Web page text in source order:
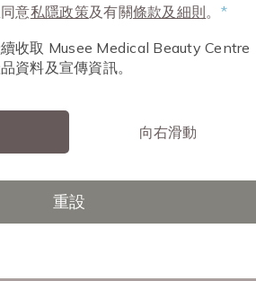
意私隱政策及有關條款及細則。 *
收取 Musee Medical Beauty Centre
資料及宣傳資訊。
向右滑動
重設